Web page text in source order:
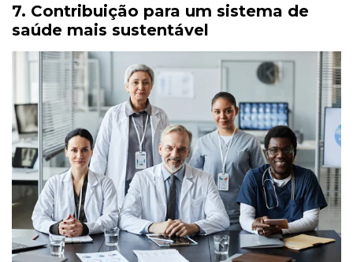
7. Contribuição para um sistema de
saúde mais sustentável